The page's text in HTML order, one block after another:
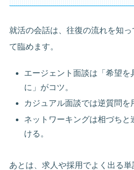
就活の会話は、往復の流れを知
て臨めます。
エージェント面談は「希望を
に」がコツ。
カジュアル面談では逆質問を
ネットワーキングは相づちと
ける。
あとは、求人や採用でよく出る